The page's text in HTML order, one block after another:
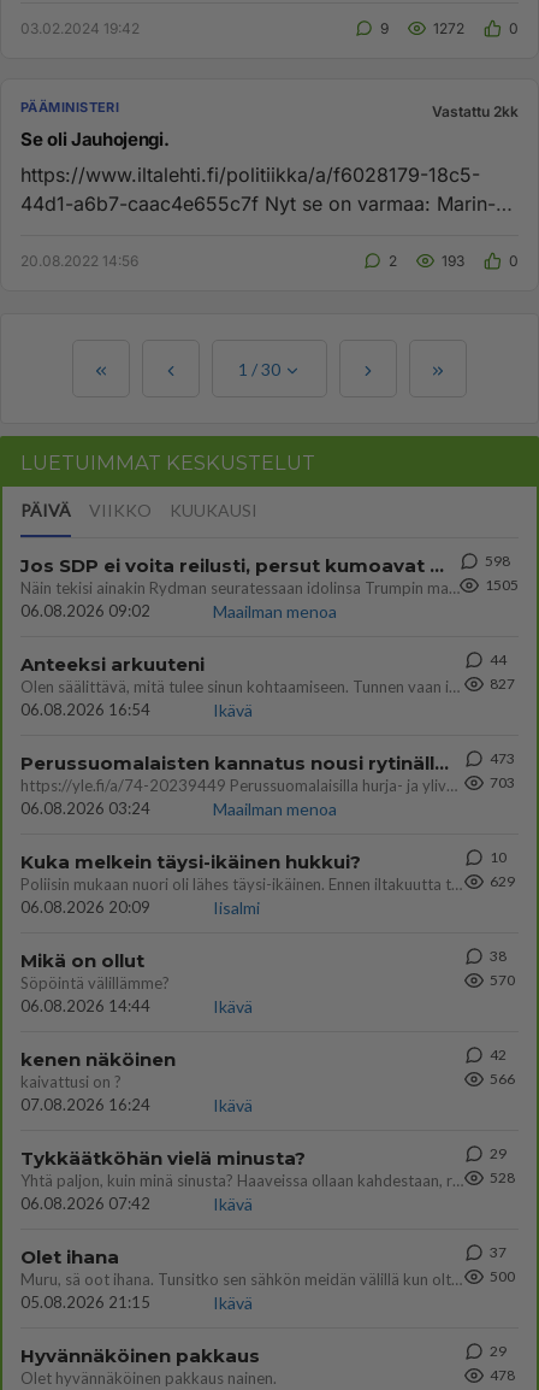
03.02.2024 19:42 9 1272 0
PÄÄMINISTERI Vastattu 2kk
Se oli Jauhojengi.
https://www.iltalehti.fi/politiikka/a/f6028179-18c5-
44d1-a6b7-caac4e655c7f Nyt se on varmaa: Marin-
20.08.2022 14:56 2 193 0
1 /30
LUETUIMMAT KESKUSTELUT
PÄIVÄ VIIKKO KUUKAUSI
Jos SDP ei voita reilusti, persut kumoavat demokratian Suomesta
Näin tekisi ainakin Rydman seuratessaan idolinsa Trumpin mallia https://www.is.fi/politiikka/art-2000012187244.html
06.08.2026 09:02
Maailman menoa
598
1505
Anteeksi arkuuteni
Olen säälittävä, mitä tulee sinun kohtaamiseen. Tunnen vaan itseni todella epävarmaksi sun kanssa. Jos minun olisi pitän
06.08.2026 16:54
Ikävä
44
827
Perussuomalaisten kannatus nousi rytinällä Ylen tänään julkaisemassa tuoreimmassa gallup-kyselyssä.
https://yle.fi/a/74-20239449 Perussuomalaisilla hurja- ja ylivoimaisesti suurin nousu tässä uudessa Ylen gallupissa. Kyl
06.08.2026 03:24
Maailman menoa
473
703
Kuka melkein täysi-ikäinen hukkui?
Poliisin mukaan nuori oli lähes täysi-ikäinen. Ennen iltakuutta tulleen ilmoituksen mukaan ihminen oli joutunut mahdoll
06.08.2026 20:09
Iisalmi
10
629
Mikä on ollut
Söpöintä välillämme?
06.08.2026 14:44
Ikävä
38
570
kenen näköinen
kaivattusi on ?
07.08.2026 16:24
Ikävä
42
566
Tykkäätköhän vielä minusta?
Yhtä paljon, kuin minä sinusta? Haaveissa ollaan kahdestaan, rauhassa ja lähennytään fyysisesti ja tutustutaan syvemmin
06.08.2026 07:42
Ikävä
29
528
Olet ihana
Muru, sä oot ihana. Tunsitko sen sähkön meidän välillä kun oltiin ihan låhekkäin? 👩‍❤️‍👩❤️😼😘
05.08.2026 21:15
Ikävä
37
500
Hyvännäköinen pakkaus
Olet hyvännäköinen pakkaus nainen.
29
478